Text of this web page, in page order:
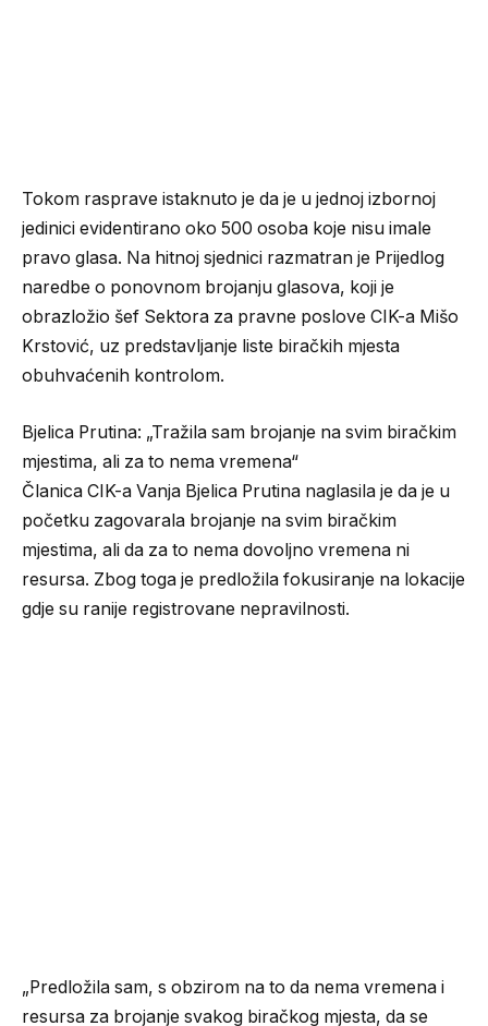
Tokom rasprave istaknuto je da je u jednoj izbornoj
jedinici evidentirano oko 500 osoba koje nisu imale
pravo glasa. Na hitnoj sjednici razmatran je Prijedlog
naredbe o ponovnom brojanju glasova, koji je
obrazložio šef Sektora za pravne poslove CIK-a Mišo
Krstović, uz predstavljanje liste biračkih mjesta
obuhvaćenih kontrolom.
Bjelica Prutina: „Tražila sam brojanje na svim biračkim
mjestima, ali za to nema vremena“
Članica CIK-a Vanja Bjelica Prutina naglasila je da je u
početku zagovarala brojanje na svim biračkim
mjestima, ali da za to nema dovoljno vremena ni
resursa. Zbog toga je predložila fokusiranje na lokacije
gdje su ranije registrovane nepravilnosti.
„Predložila sam, s obzirom na to da nema vremena i
resursa za brojanje svakog biračkog mjesta, da se